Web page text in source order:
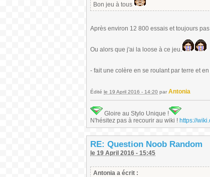
Bon jeu à tous
Après environ 12 800 essais et toujours
Ou alors que j'ai la loose à ce jeu.
- fait une colère en se roulant par terre et
Édité le 19 April 2016 - 14:20 par Antonia
Gloire au Stylo Unique !
N'hésitez pas à recourir au wiki ! https://
RE: Question Noob Random
le 19 April 2016 - 15:45
Antonia a écrit :